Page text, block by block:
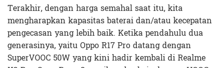
Terakhir, dengan harga semahal saat itu, kita
mengharapkan kapasitas baterai dan/atau kecepatan
pengecasan yang lebih baik. Ketika pendahulu dua
generasinya, yaitu Oppo R17 Pro datang dengan
SuperVOOC 50W yang kini hadir kembali di Realme